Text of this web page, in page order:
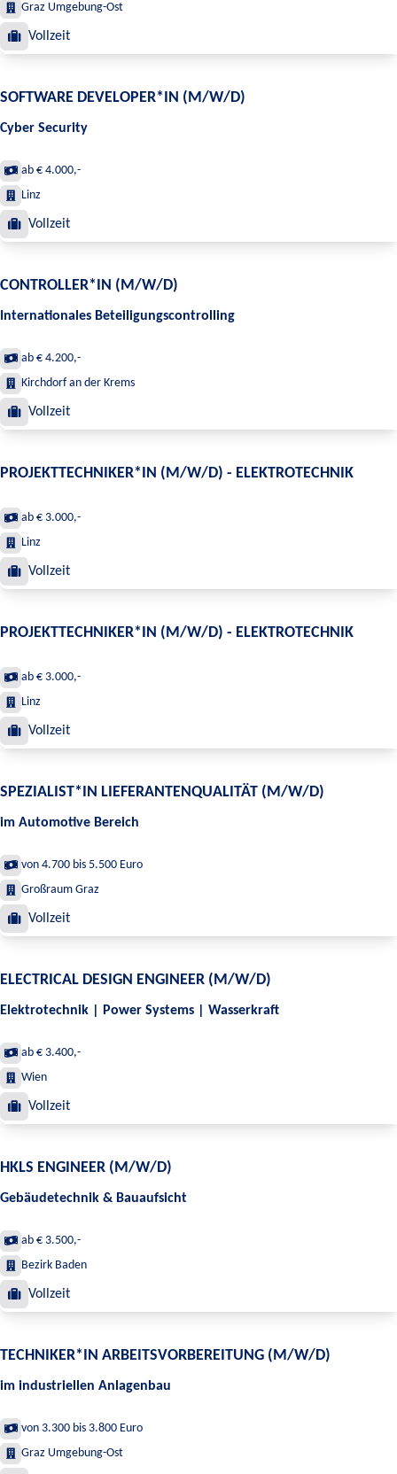
Graz Umgebung-Ost
Vollzeit
SOFTWARE DEVELOPER*IN (M/W/D)
Cyber Security
ab € 4.000,-
Linz
Vollzeit
CONTROLLER*IN (M/W/D)
Internationales Beteiligungscontrolling
ab € 4.200,-
Kirchdorf an der Krems
Vollzeit
PROJEKTTECHNIKER*IN (M/W/D) - ELEKTROTECHNIK
ab € 3.000,-
Linz
Vollzeit
PROJEKTTECHNIKER*IN (M/W/D) - ELEKTROTECHNIK
ab € 3.000,-
Linz
Vollzeit
SPEZIALIST*IN LIEFERANTENQUALITÄT (M/W/D)
im Automotive Bereich
von 4.700 bis 5.500 Euro
Großraum Graz
Vollzeit
ELECTRICAL DESIGN ENGINEER (M/W/D)
Elektrotechnik | Power Systems | Wasserkraft
ab € 3.400,-
Wien
Vollzeit
HKLS ENGINEER (M/W/D)
Gebäudetechnik & Bauaufsicht
ab € 3.500,-
Bezirk Baden
Vollzeit
TECHNIKER*IN ARBEITSVORBEREITUNG (M/W/D)
im industriellen Anlagenbau
von 3.300 bis 3.800 Euro
Graz Umgebung-Ost